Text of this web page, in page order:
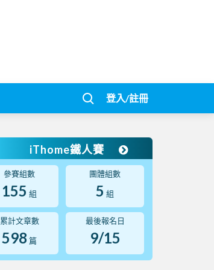
登入/註冊
iThome鐵人賽
參賽組數
155 組
團體組數
5 組
累計文章數
598 篇
最後報名日
9/15